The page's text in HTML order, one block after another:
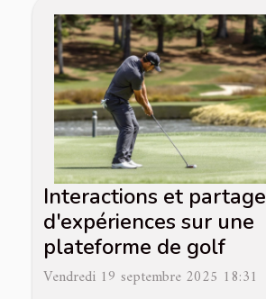
Interactions et partage
d'expériences sur une
plateforme de golf
Vendredi 19 septembre 2025 18:31